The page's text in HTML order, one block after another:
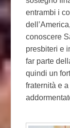
entrambi i
conoscere
presbiteri e
far parte
quindi un
fraternità e